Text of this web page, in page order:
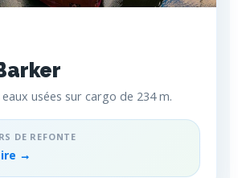
usées sur cargo de 234 m.
DE REFONTE
→